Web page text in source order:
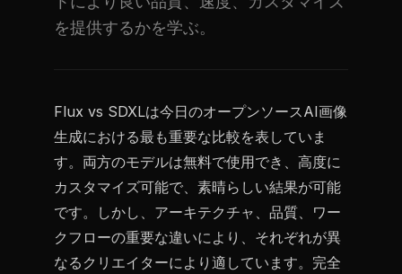
を提供するかを学ぶ。
Flux vs SDXLは今日のオープンソースAI画像
生成における最も重要な比較を表していま
す。両方のモデルは無料で使用でき、高度に
カスタマイズ可能で、素晴らしい結果が可能
です。しかし、アーキテクチャ、品質、ワー
クフローの重要な違いにより、それぞれが異
なるクリエイターにより適しています。完全